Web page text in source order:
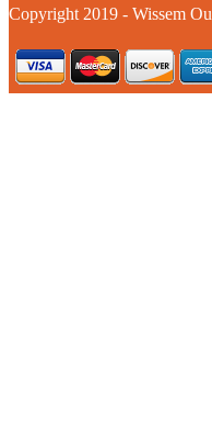
Copyright 2019 - Wissem